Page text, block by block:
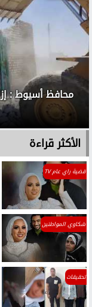
الأكثر قراءة
قضية راي عام TV
شكاوي المواطنين
تحقيقات